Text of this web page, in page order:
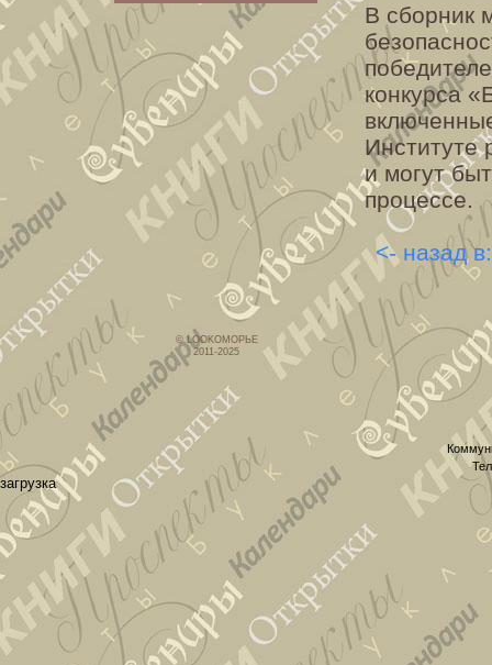
В сборник
конкурса
Институте
и могут
процессе.
<- назад
© LOOKОМОРЬЕ
2011-2025
загрузка